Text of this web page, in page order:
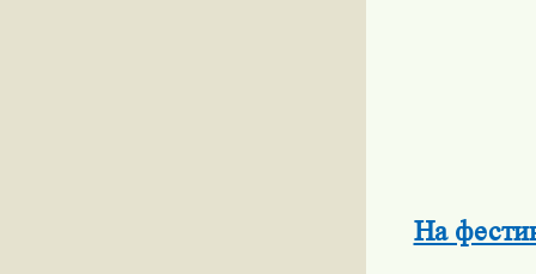
На